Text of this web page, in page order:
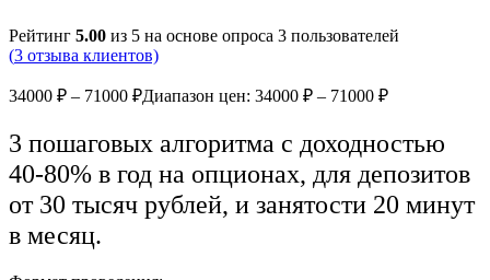
Рейтинг 5.00 из 5 на основе опроса 3 пользователей
(3 отзыва клиентов)
34000 ₽ – 71000 ₽Диапазон цен: 34000 ₽ – 71000 ₽
3 пошаговых алгоритма с доходностью
40-80% в год на опционах, для депозитов
от 30 тысяч рублей, и занятости 20 минут
в месяц.